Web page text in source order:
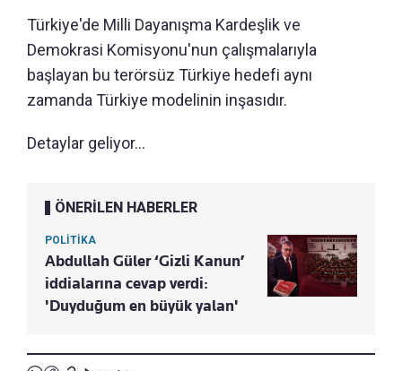
Türkiye'de Milli Dayanışma Kardeşlik ve
Demokrasi Komisyonu'nun çalışmalarıyla
başlayan bu terörsüz Türkiye hedefi aynı
zamanda Türkiye modelinin inşasıdır.
Detaylar geliyor...
ÖNERİLEN HABERLER
POLİTİKA
Abdullah Güler ‘Gizli Kanun’
iddialarına cevap verdi:
'Duyduğum en büyük yalan'